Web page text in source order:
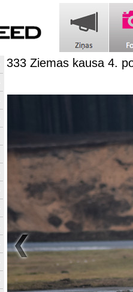
333 Ziemas kausa 4.